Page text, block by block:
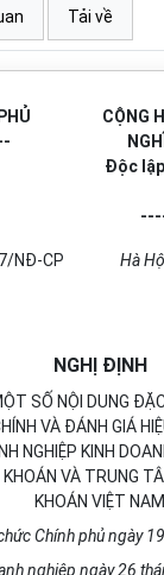
Tải về
CỘNG
Độc
NĐ-CP
Hà
NGHỊ ĐỊNH
SỐ NỘI DUNG
VÀ ĐÁNH GIÁ
NGHIỆP KINH
KHOÁN VÀ TRUNG
KHOÁN VIỆT NAM
Chính phủ ngày
nghiệp ngày 26